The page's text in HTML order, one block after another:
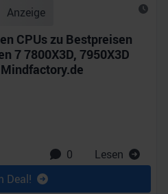
Anzeige
CPUs zu Bestpreisen
7 7800X3D, 7950X3D
0
Lesen
Deal!